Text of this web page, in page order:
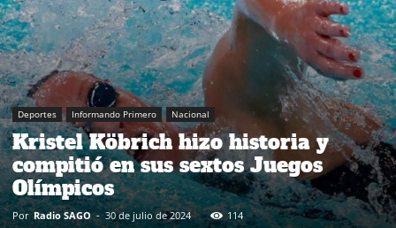
Deportes Informando Primero Nacional
Kristel Köbrich hizo historia y
compitió en sus sextos Juegos
Olímpicos
Por Radio SAGO - 30 de julio de 2024 114